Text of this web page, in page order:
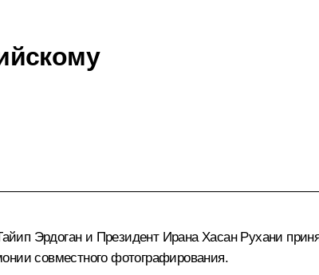
Эрдогани Президент ИранаХасан Рухани
совместного фотографирования.